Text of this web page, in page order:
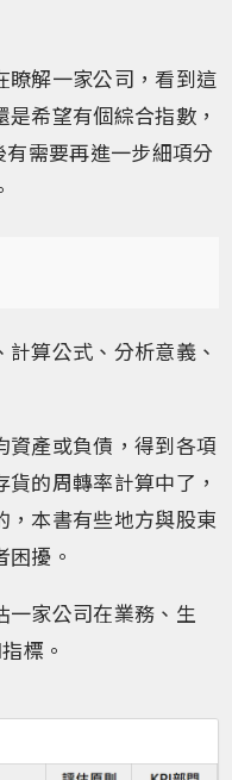
瞭解一家公司，看到這
希望有個綜合指數，
需要再進一步細項分
算公式、分析意義、
產或負債，得到各項
的周轉率計算中了，
，本書有些地方與股東
擾。
一家公司在業務、生
標。